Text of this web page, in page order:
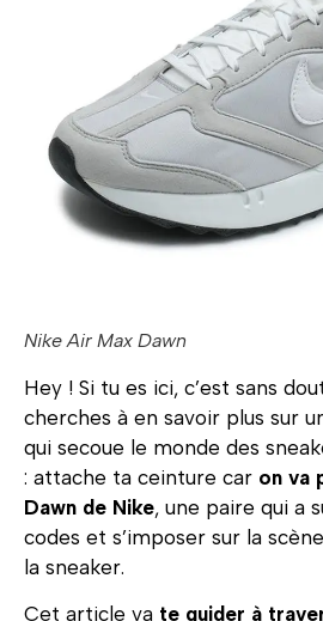
Nike Air Max Dawn
Hey ! Si tu es ici, c’est sans
cherches à en savoir plus sur
qui secoue le monde des
: attache ta ceinture car on va
Dawn de Nike, une paire qui a
codes et s’imposer sur la
la sneaker.
Cet article va te guider à